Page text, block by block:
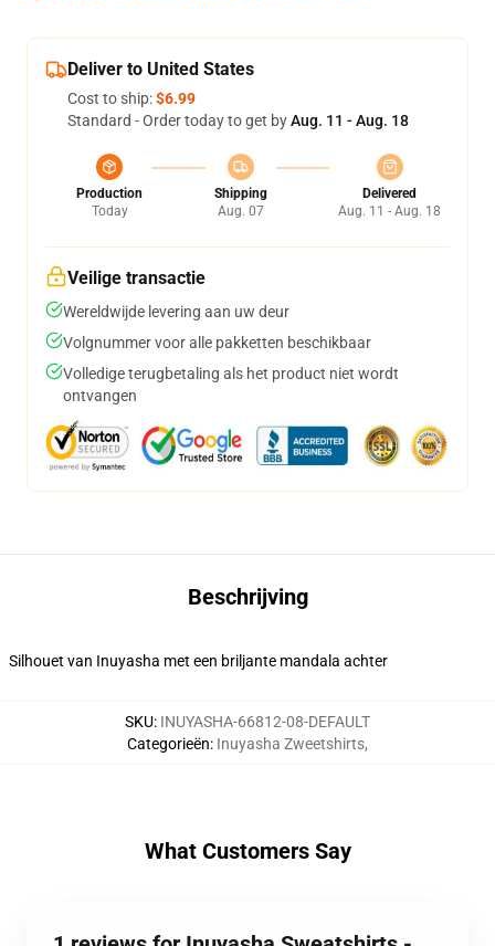
Deliver to United States
Cost to ship:$6.99
Standard - Order today to get byAug. 11 - Aug. 18
Production
Today
Shipping
Aug. 07
Delivered
Aug. 11 - Aug. 18
Veilige transactie
Wereldwijde levering aan uw deur
Volgnummer voor alle pakketten beschikbaar
Volledige terugbetaling als het product niet wordt
ontvangen
Beschrijving
Silhouet van Inuyasha met een briljante mandala achter
SKU: INUYASHA-66812-08-DEFAULT
Categorieën: Inuyasha Zweetshirts,
What Customers Say